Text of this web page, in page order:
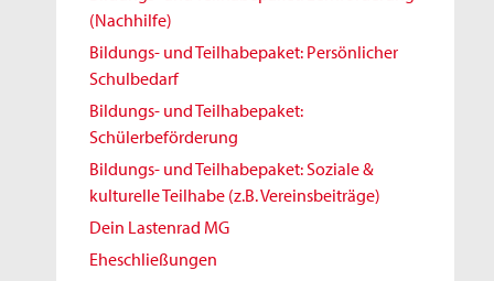
(Nachhilfe)
Bildungs- und Teilhabepaket: Persönlicher
Schulbedarf
Bildungs- und Teilhabepaket:
Schülerbeförderung
Bildungs- und Teilhabepaket: Soziale &
kulturelle Teilhabe (z.B. Vereinsbeiträge)
Dein Lastenrad MG
Eheschließungen